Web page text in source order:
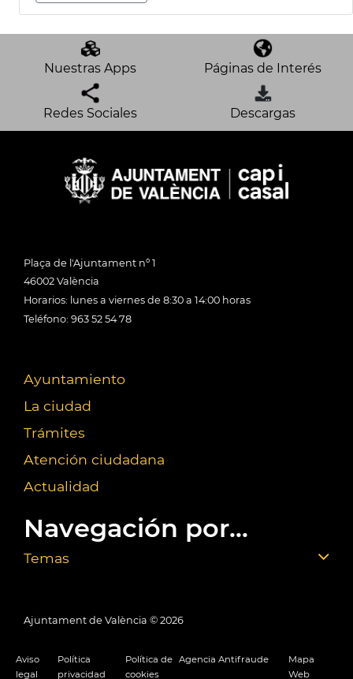
Nuestras Apps Páginas de Interés
Redes Sociales Descargas
Plaça de l'Ajuntament nº 1
46002 València
Horarios: lunes a viernes de 8:30 a 14:00 horas
Teléfono: 963 52 54 78
Ayuntamiento
La ciudad
Trámites
Atención ciudadana
Actualidad
Navegación por...
Temas
Ajuntament de València © 2026
Aviso
legal
Política
privacidad
Política de
cookies
Agencia Antifraude
Mapa
Web